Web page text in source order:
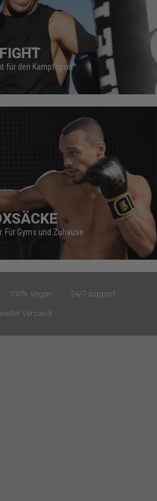
FIGHT
für den Kampfsport
Für Gyms und Zuhause
100% Vegan 24/7 support
Versand